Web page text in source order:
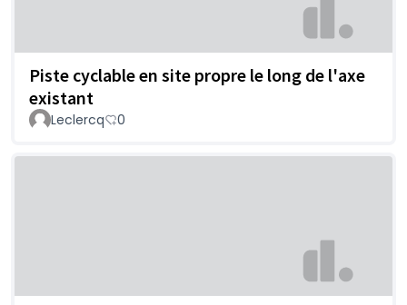
Piste cyclable en site propre le long de l'axe
existant
Leclercq 0